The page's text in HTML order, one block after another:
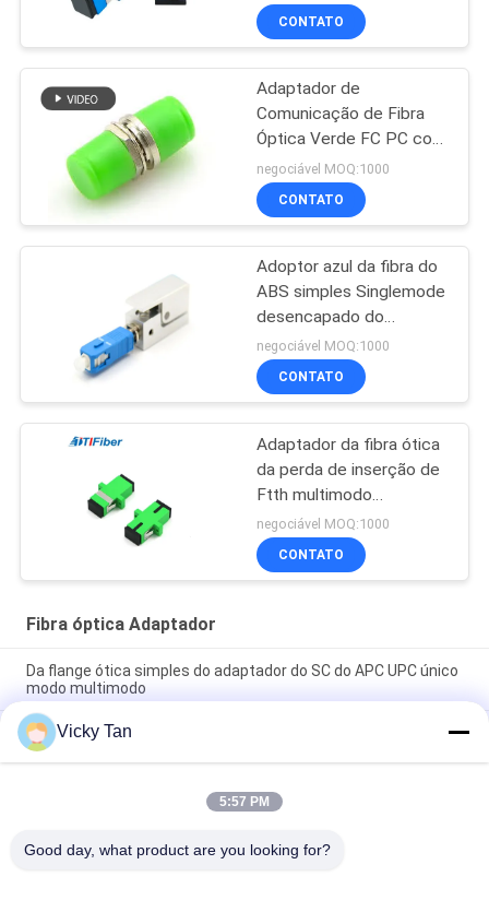
único modo
CONTATO
Adaptador de
Comunicação de Fibra
Óptica Verde FC PC com
Casca de Ferradura de
Metal
negociável MOQ:1000
CONTATO
Adoptor azul da fibra do
ABS simples Singlemode
desencapado do
adaptador da fibra ótica
negociável MOQ:1000
CONTATO
Adaptador da fibra ótica
da perda de inserção de
Ftth multimodo
Singlemode disponível
do Oem do baixo
negociável MOQ:1000
CONTATO
Fibra óptica Adaptador
Da flange ótica simples do adaptador do SC do APC UPC único
modo multimodo
Tipo adaptador simples do SC da fibra ótica do APC UPC para
a rede de FTTH FTTX
Conector frente e verso simples de fibra ótica da fibra do
quadrilátero da manutenção programada milímetro do
Vicky Tan
5:57 PM
Good day, what product are you looking for?